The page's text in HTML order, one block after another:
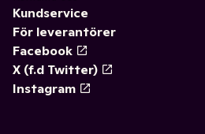
Kundservice
För leverantörer
Facebook
X (f.d Twitter)
Instagram